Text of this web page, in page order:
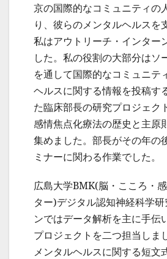
京の国際的なコミュニティの
り、彼らのメンタルヘルスを
私はアウトリーチ・インター
した。私の役割の大部分はソ
を通して国際的なコミュニテ
ヘルスに関する情報を投稿す
た臨床部長の研究プロジェク
感情焦点化療法の歴史と主原
集めました。部長がその年の
ミナーに関わる作業でした。
広島大学BMK(脳・こころ・
ター)デジタル認知神経科学
ンではデータ解析を主に手伝
プロジェクトを二つ担当しま
メンタルヘルスに関する短文